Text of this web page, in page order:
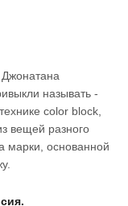
называть -
color block,
вещей разного
марки, основанной